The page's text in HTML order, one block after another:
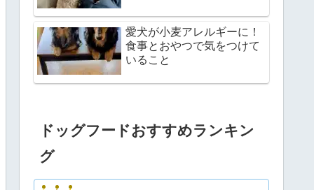
愛犬が小麦アレルギーに！
食事とおやつで気をつけて
いること
ドッグフードおすすめランキン
グ